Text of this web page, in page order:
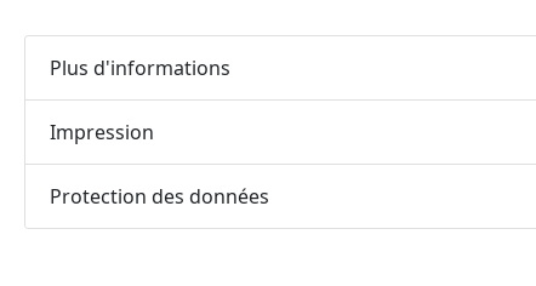
Plus d'informations
Impression
Protection des données